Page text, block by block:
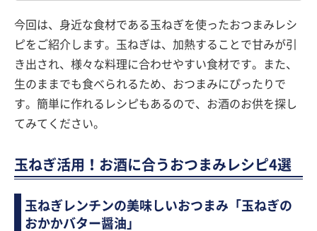
今回は、身近な食材である玉ねぎを使ったおつまみレシ
ピをご紹介します。玉ねぎは、加熱することで甘みが引
き出され、様々な料理に合わせやすい食材です。また、
生のままでも食べられるため、おつまみにぴったりで
す。簡単に作れるレシピもあるので、お酒のお供を探し
てみてください。
玉ねぎ活用！お酒に合うおつまみレシピ4選
玉ねぎレンチンの美味しいおつまみ「玉ねぎの
おかかバター醤油」